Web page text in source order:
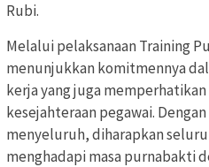
Rubi.
Melalui pelaksanaan Training
menunjukkan komitmennya
kerja yang juga
kesejahteraan pegawai.
menyeluruh, diharapkan
menghadapi masa purnabakti